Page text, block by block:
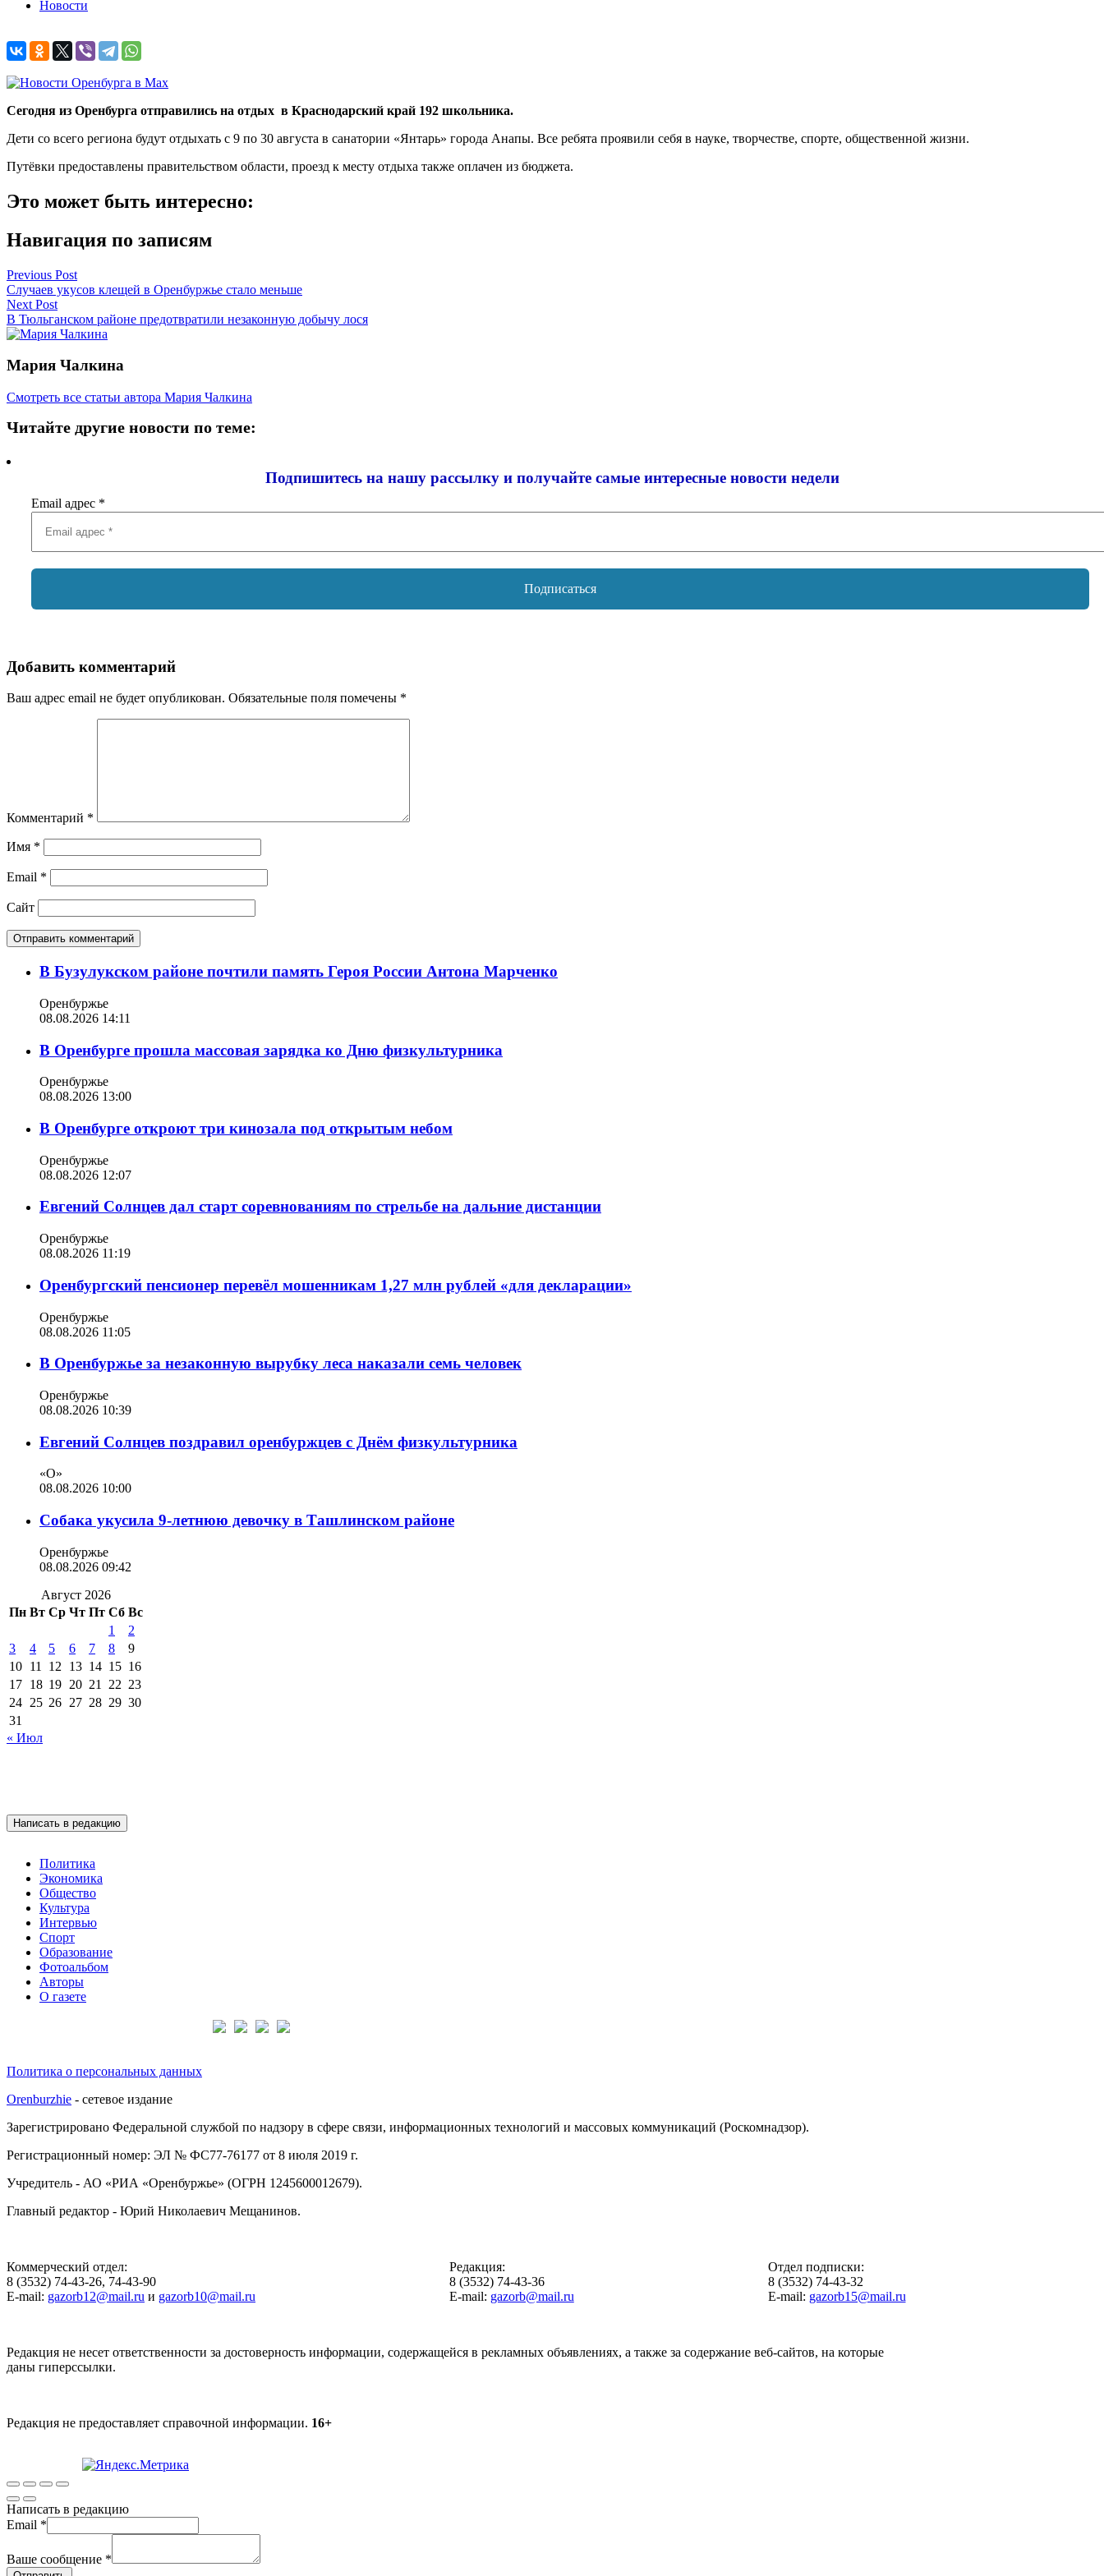
Новости
Сегодня из Оренбурга отправились на отдых в Краснодарский край 192 школьника.
Дети со всего региона будут отдыхать с 9 по 30 августа в санатории «Янтарь» города Анапы. Все ребята проявили себя в науке, творчестве, спорте, общественной жизни.
Путёвки предоставлены правительством области, проезд к месту отдыха также оплачен из бюджета.
Это может быть интересно:
Навигация по записям
Previous Post
Случаев укусов клещей в Оренбуржье стало меньше
Next Post
В Тюльганском районе предотвратили незаконную добычу лося
Мария Чалкина
Смотреть все статьи автора Мария Чалкина
Читайте другие новости по теме:
Подпишитесь на нашу рассылку и получайте самые интересные новости недели
Email адрес *
Добавить комментарий
Ваш адрес email не будет опубликован. Обязательные поля помечены *
Комментарий *
Имя *
Email *
Сайт
В Бузулукском районе почтили память Героя России Антона Марченко
Оренбуржье
08.08.2026 14:11
В Оренбурге прошла массовая зарядка ко Дню физкультурника
Оренбуржье
08.08.2026 13:00
В Оренбурге откроют три кинозала под открытым небом
Оренбуржье
08.08.2026 12:07
Евгений Солнцев дал старт соревнованиям по стрельбе на дальние дистанции
Оренбуржье
08.08.2026 11:19
Оренбургский пенсионер перевёл мошенникам 1,27 млн рублей «для декларации»
Оренбуржье
08.08.2026 11:05
В Оренбуржье за незаконную вырубку леса наказали семь человек
Оренбуржье
08.08.2026 10:39
Евгений Солнцев поздравил оренбуржцев с Днём физкультурника
«О»
08.08.2026 10:00
Собака укусила 9-летнюю девочку в Ташлинском районе
Оренбуржье
08.08.2026 09:42
Август 2026
Пн Вт Ср Чт Пт Сб Вс
1
2
3
4 5 6 7 8
9
10 11 12 13 14 15 16
17 18 19 20 21 22 23
24 25 26 27 28 29 30
31
« Июл
Написать в редакцию
Политика
Экономика
Общество
Культура
Интервью
Спорт
Образование
Фотоальбом
Авторы
О газете
Политика о персональных данных
Orenburzhie - сетевое издание
Зарегистрировано Федеральной службой по надзору в сфере связи, информационных технологий и массовых коммуникаций (Роскомнадзор).
Регистрационный номер: ЭЛ № ФС77-76177 от 8 июля 2019 г.
Учредитель - АО «РИА «Оренбуржье» (ОГРН 1245600012679).
Главный редактор - Юрий Николаевич Мещанинов.
Коммерческий отдел:
8 (3532) 74-43-26, 74-43-90
E-mail: gazorb12@mail.ru и gazorb10@mail.ru
Редакция:
8 (3532) 74-43-36
E-mail: gazorb@mail.ru
Отдел подписки:
8 (3532) 74-43-32
E-mail: gazorb15@mail.ru
Редакция не несет ответственности за достоверность информации, содержащейся в рекламных объявлениях, а также за содержание веб-сайтов, на которые
даны гиперссылки.
Редакция не предоставляет справочной информации. 16+
Написать в редакцию
Email *
Ваше сообщение *